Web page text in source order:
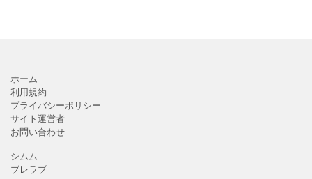
ホーム
利用規約
プライバシーポリシー
サイト運営者
お問い合わせ
シムム
ブレラブ